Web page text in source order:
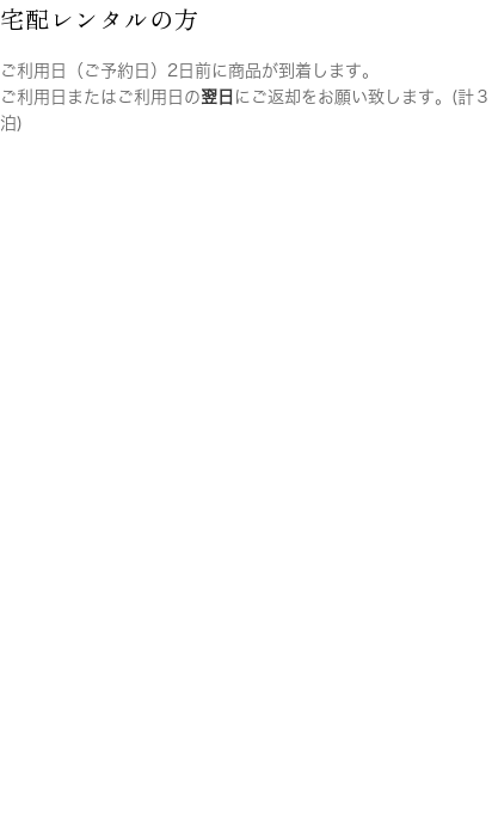
宅配レンタルの方
ご利用日（ご予約日）2日前に商品が到着します。
ご利用日またはご利用日の翌日 にご返却をお願い致します。(計３
泊)